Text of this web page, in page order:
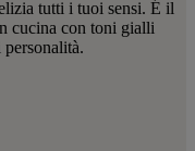
tutti i tuoi sensi. É il
cucina con toni gialli